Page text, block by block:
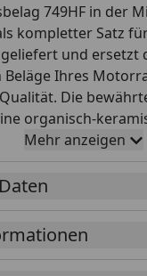
749HF in der
kompletter Satz
und ersetzt
Beläge Ihres
Die
organisch-
die für den täglichen
wurde. Sie
gleichmäßigen
an der
für Alltag,
Mehr anzeigen